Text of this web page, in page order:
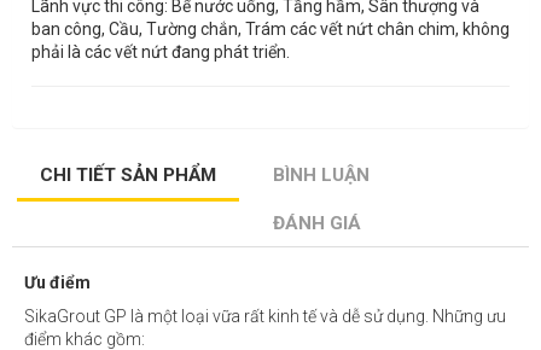
Lãnh vực thi công: Bể nước uống, Tầng hầm, Sân thượng và
ban công, Cầu, Tường chắn, Trám các vết nứt chân chim, không
phải là các vết nứt đang phát triển.
CHI TIẾT SẢN PHẨM BÌNH LUẬN
ĐÁNH GIÁ
Ưu điểm
SikaGrout GP là một loại vữa rất kinh tế và dễ sử dụng. Những ưu
điểm khác gồm: